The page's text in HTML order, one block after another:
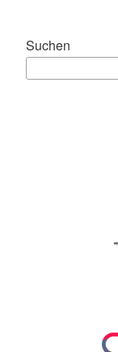
Suchen